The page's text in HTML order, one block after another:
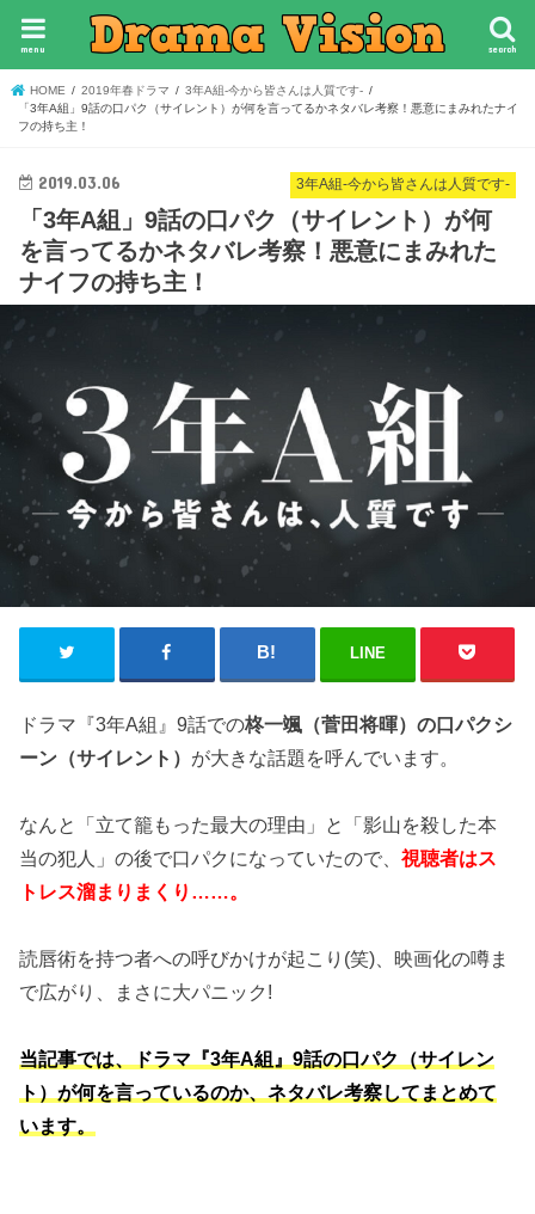
search
menu
HOME 2019年春ドラマ
3年A組-今から皆さんは人質です-
「3年A組」9話の口パク（サイレント）が何を言ってるかネタバレ考察！悪意にまみれたナイ
フの持ち主！
3年A組-今から皆さんは人質です-
2019.03.06
「3年A組」9話の口パク（サイレント）が何
を言ってるかネタバレ考察！悪意にまみれた
ナイフの持ち主！
LINE
ドラマ『3年A組』9話での柊一颯（菅田将暉）の口パクシ
ーン（サイレント） が大きな話題を呼んでいます。
なんと「立て籠もった最大の理由」と「影山を殺した本
当の犯人」の後で口パクになっていたので、視聴者はス
トレス溜まりまくり……。
読唇術を持つ者への呼びかけが起こり(笑)、映画化の噂ま
で広がり、まさに大パニック!
当記事では、ドラマ『3年A組』9話の口パク（サイレン
ト）が何を言っているのか、ネタバレ考察してまとめて
います。